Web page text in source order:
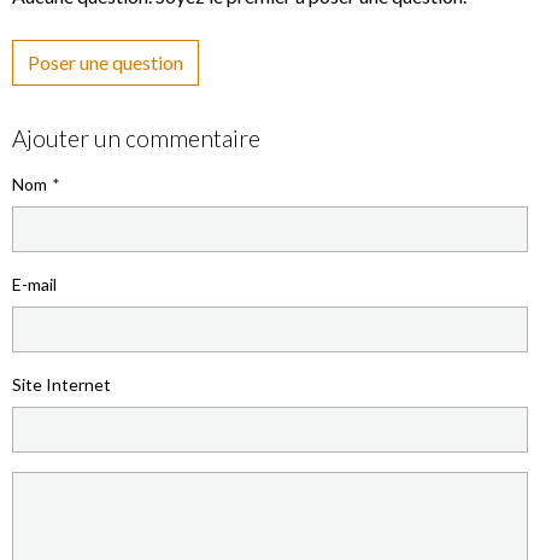
Poser une question
Ajouter un commentaire
Nom
E-mail
Site Internet